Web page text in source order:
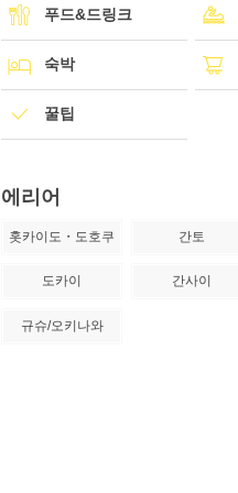
푸드&드링크
숙박
꿀팁
에리어
홋카이도・도호쿠 간토
도카이 간사이
규슈/오키나와